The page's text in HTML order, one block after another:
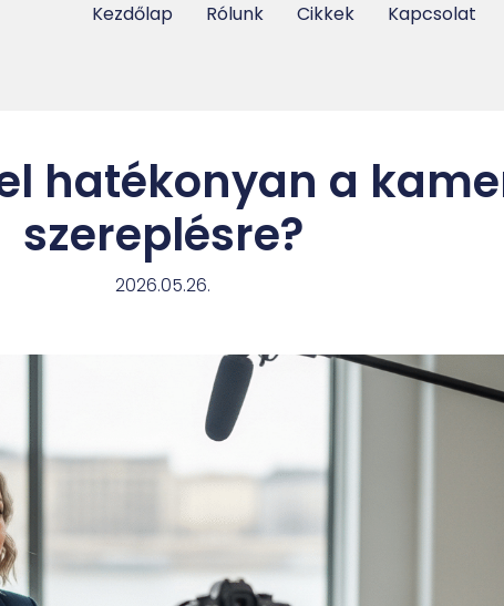
Kezdőlap Rólunk Cikkek Kapcsolat
hatékonyan a
szereplésre?
2026.05.26.